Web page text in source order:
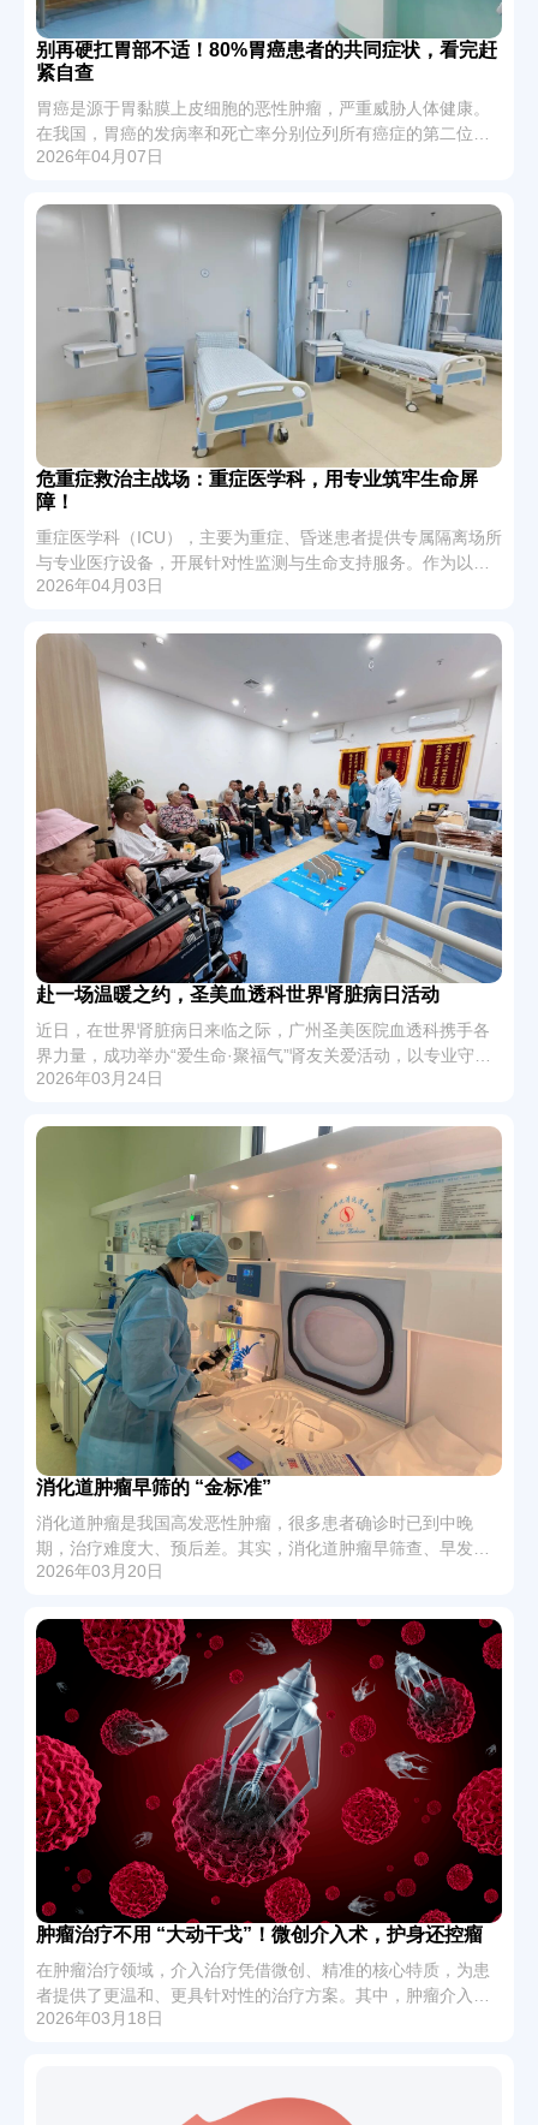
别再硬扛胃部不适！80%胃癌患者的共同症状，看完赶
紧自查
胃癌是源于胃黏膜上皮细胞的恶性肿瘤，严重威胁人体健康。
在我国，胃癌的发病率和死亡率分别位列所有癌症的第二位、
第三位，均远超世界平均水平，防控形势不容乐观。
2026年04月07日
危重症救治主战场：重症医学科，用专业筑牢生命屏
障！
重症医学科（ICU），主要为重症、昏迷患者提供专属隔离场所
与专业医疗设备，开展针对性监测与生命支持服务。作为以医
务人员为核心、医疗设备为支撑、连续监测治疗为手段的危重
2026年04月03日
赴一场温暖之约，圣美血透科世界肾脏病日活动
近日，在世界肾脏病日来临之际，广州圣美医院血透科携手各
界力量，成功举办“爱生命·聚福气”肾友关爱活动，以专业守护
与温情陪伴，为肾友们送上一份特殊的健康祝福，传递对抗疾
2026年03月24日
消化道肿瘤早筛的 “金标准”
消化道肿瘤是我国高发恶性肿瘤，很多患者确诊时已到中晚
期，治疗难度大、预后差。其实，消化道肿瘤早筛查、早发
现、早治疗，治愈率可大幅提升，而胃肠镜就是最直接、最有
2026年03月20日
肿瘤治疗不用 “大动干戈”！微创介入术，护身还控瘤
在肿瘤治疗领域，介入治疗凭借微创、精准的核心特质，为患
者提供了更温和、更具针对性的治疗方案。其中，肿瘤介入化
疗栓塞术与碘125粒子介入术应用较为广泛，依托其独特的治疗
2026年03月18日